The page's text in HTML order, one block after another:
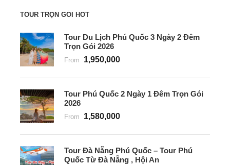
TOUR TRỌN GÓI HOT
Tour Du Lịch Phú Quốc 3 Ngày 2 Đêm
Trọn Gói 2026
From 1,950,000
Tour Phú Quốc 2 Ngày 1 Đêm Trọn Gói
2026
From 1,580,000
Tour Đà Nẵng Phú Quốc – Tour Phú
Quốc Từ Đà Nẵng , Hội An